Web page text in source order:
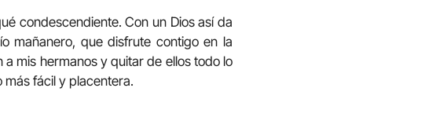
condescendiente. Con un Dios así da
mañanero, que disfrute contigo en la
mis hermanos y quitar de ellos todo lo
más fácil y placentera.